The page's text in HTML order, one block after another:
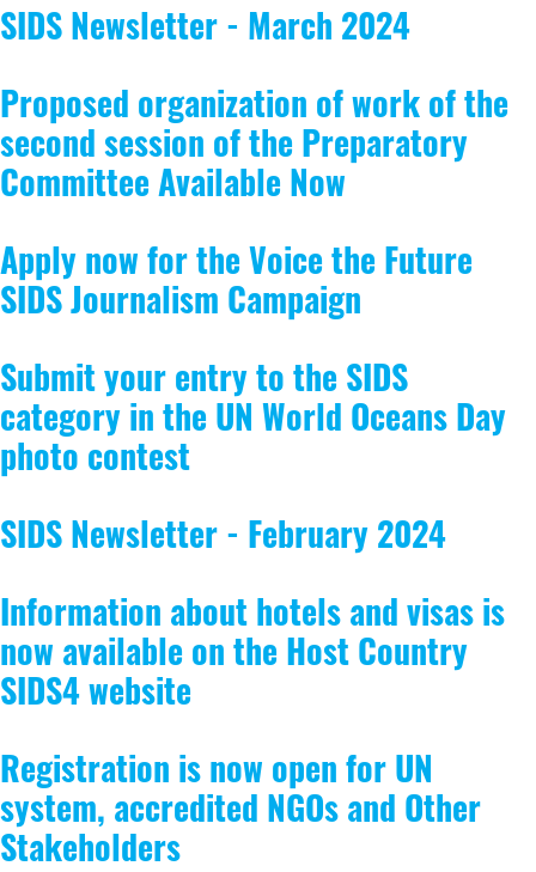
SIDS Newsletter - March 2024
Proposed organization of work of the
second session of the Preparatory
Committee Available Now
Apply now for the Voice the Future
SIDS Journalism Campaign
Submit your entry to the SIDS
category in the UN World Oceans Day
photo contest
SIDS Newsletter - February 2024
Information about hotels and visas is
now available on the Host Country
SIDS4 website
Registration is now open for UN
system, accredited NGOs and Other
Stakeholders